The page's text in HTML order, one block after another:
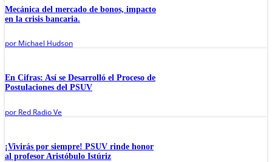
Mecánica del mercado de bonos, impacto
en la crisis bancaria.
por Michael Hudson
En Cifras: Así se Desarrolló el Proceso de
Postulaciones del PSUV
por Red Radio Ve
¡Vivirás por siempre! PSUV rinde honor
al profesor Aristóbulo Istúriz